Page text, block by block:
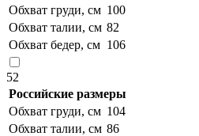
Обхват груди, см 100
Обхват талии, см 82
Обхват бедер, см 106
52
Российские размеры
Обхват груди, см 104
Обхват талии, см 86